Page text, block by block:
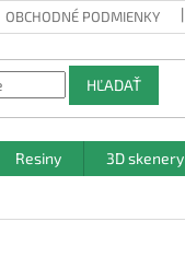
OBCHODNÉ PODMIENKY
HĽADAŤ
Resiny 3D skenery